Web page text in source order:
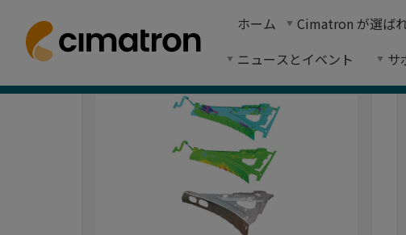
ホーム Cimatron が選ば
ニュースとイベント
サ
ホーム > ニュースとイベント > ニュース
ニュース記事、会社案内、製品案内。
ニュース
ニュースレターの購読